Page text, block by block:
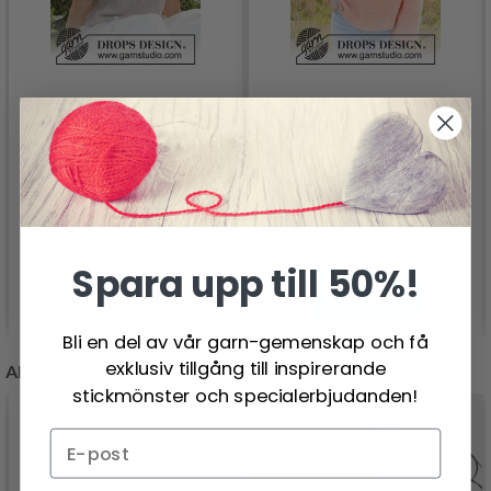
232-13 DREAM IN ROSE
BY DROPS DESIGN
375.00 SEK
Lägg till varukorgen
248-24 PERFECTLY
PEACH BY DROPS
DESIGN
Pris från336.00 SEK
Se produkt
ANDRA KUNDER KÖPTE
Spara upp till 50%!
Bli en del av vår garn-gemenskap och få
exklusiv tillgång till inspirerande
stickmönster och specialerbjudanden!